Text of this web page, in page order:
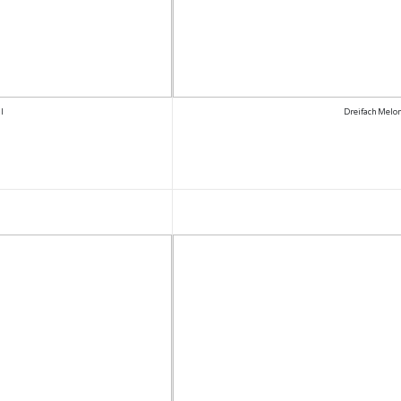
Dreifach